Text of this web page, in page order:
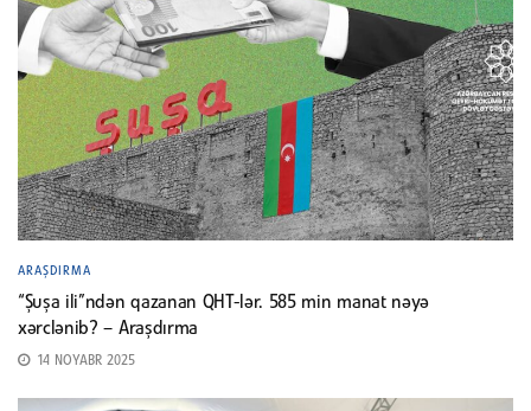
ARAŞDIRMA
“Şuşa ili”ndən qazanan QHT-lər. 585 min manat nəyə
xərclənib? – Araşdırma
14 NOYABR 2025